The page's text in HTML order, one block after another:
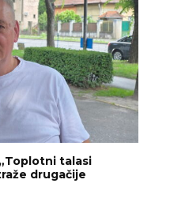
talasi
drugačije